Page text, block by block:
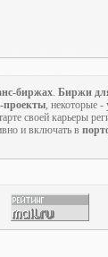
биржах. Биржи
проекты, некоторые -
своей карьеры
и включать в